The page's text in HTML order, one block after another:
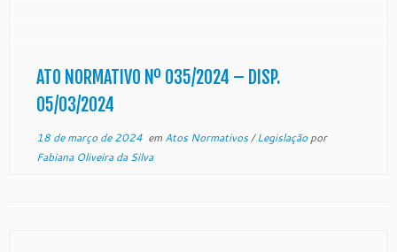
ATO NORMATIVO Nº 035/2024 – DISP.
05/03/2024
18 de março de 2024em Atos Normativos/Legislaçãopor
Fabiana Oliveira da Silva